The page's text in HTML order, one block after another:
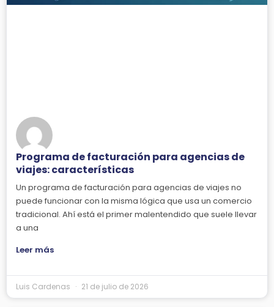
Programa de facturación para agencias de
viajes: características
Un programa de facturación para agencias de viajes no
puede funcionar con la misma lógica que usa un comercio
tradicional. Ahí está el primer malentendido que suele llevar
a una
Leer más
Luis Cardenas 21 de julio de 2026